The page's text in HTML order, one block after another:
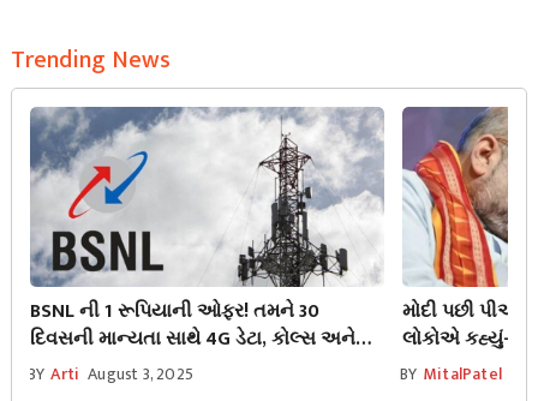
Trending News
BSNL ની 1 રૂપિયાની ઓફર! તમને 30
દિવસની માન્યતા સાથે 4G ડેટા, કોલ્સ અને
SMS મળશે
BY Arti August 3, 2025
મોદી પછી પીએમ
લોકોએ કહ્યું-
ગડકરીને કેટલા
BY MitalPatel